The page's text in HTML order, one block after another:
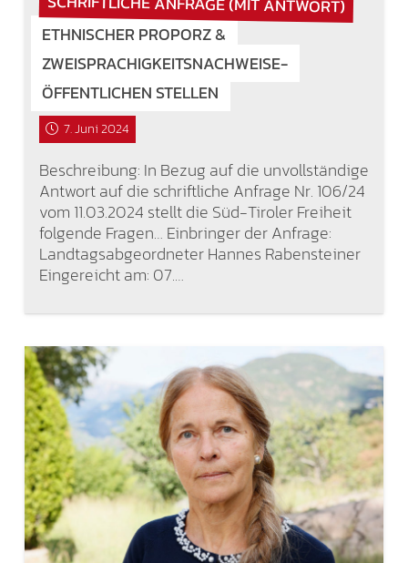
ETHNISCHER PROPORZ &
ZWEISPRACHIGKEITSNACHWEISE-
ÖFFENTLICHEN STELLEN
7. Juni 2024
Beschreibung: In Bezug auf die unvollständige
Antwort auf die schriftliche Anfrage Nr. 106/24
vom 11.03.2024 stellt die Süd-Tiroler Freiheit
folgende Fragen… Einbringer der Anfrage:
Landtagsabgeordneter Hannes Rabensteiner
Eingereicht am: 07.…